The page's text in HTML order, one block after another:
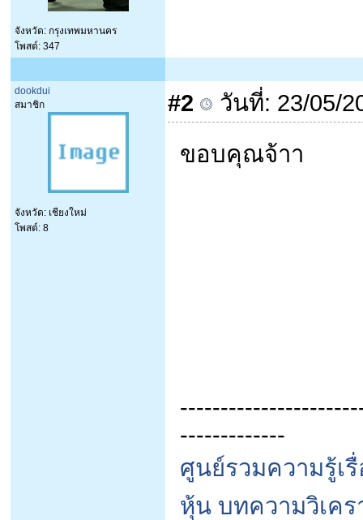
จังหวัด: กรุงเทพมหานคร
โพสต์: 347
dookdui
สมาชิก
จังหวัด: เชียงใหม่
โพสต์: 8
#2
วันที่: 23/05/
ขอบคุณจ้าา
-------------
ศูนย์รวมความรู้เ
หุ้น บทความวิเค